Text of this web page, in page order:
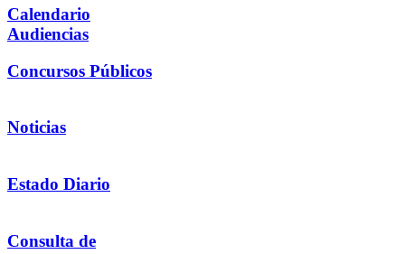
Calendario
Audiencias
Concursos Públicos
Noticias
Estado Diario
Consulta de